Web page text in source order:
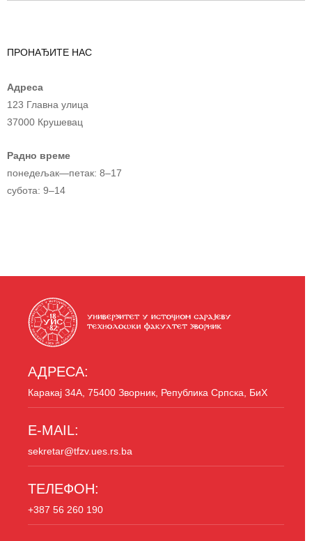
ПРОНАЂИТЕ НАС
Адреса
123 Главна улица
37000 Крушевац
Радно време
понедељак—петак: 8–17
субота: 9–14
АДРЕСА:
Каракај 34A, 75400 Зворник, Република Српска, БиХ
E-MAIL:
sekretar@tfzv.ues.rs.ba
ТЕЛЕФОН:
+387 56 260 190